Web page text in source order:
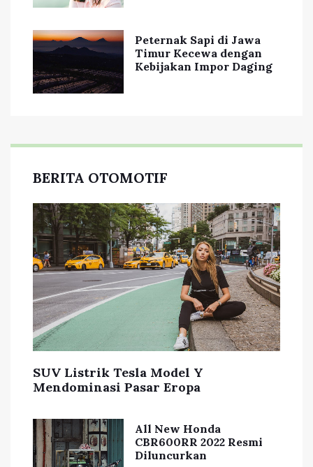
Peternak Sapi di Jawa
Timur Kecewa dengan
Kebijakan Impor Daging
BERITA OTOMOTIF
SUV Listrik Tesla Model Y
Mendominasi Pasar Eropa
All New Honda
CBR600RR 2022 Resmi
Diluncurkan